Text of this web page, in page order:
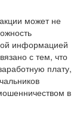
может не
информацией
с тем, что
плату,
в